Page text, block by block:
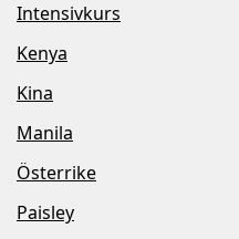
Intensivkurs
Kenya
Kina
Manila
Österrike
Paisley